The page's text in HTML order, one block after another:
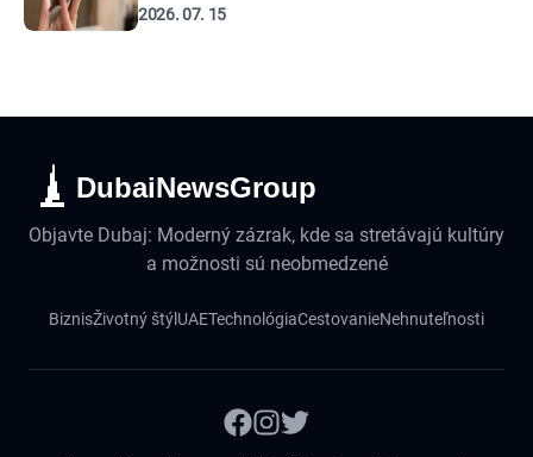
2026. 07. 15
DubaiNewsGroup
Objavte Dubaj: Moderný zázrak, kde sa stretávajú kultúry
a možnosti sú neobmedzené
BiznisŽivotný štýl UAETechnológiaCestovanieNehnuteľnosti